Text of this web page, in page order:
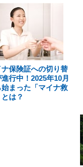
ナ保険証への切り替
進行中！2025年10月
まった「マイナ救
は？